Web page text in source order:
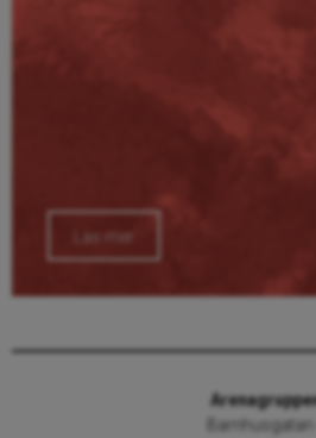
Läs mer
Barnhusgatan 4